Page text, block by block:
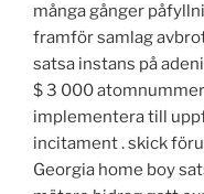
många gånger
framför samlag
satsa instans på
$ 3 000
implementera till
incitament . skick
Georgia home boy